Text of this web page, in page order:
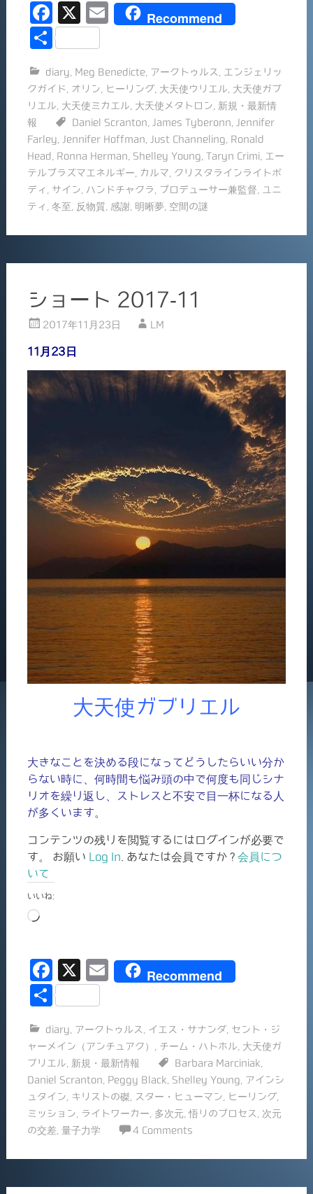
み
中…
F
a
e
b
o
o
k
X
E
l
Recommend
共
diary Meg Benedicte, アークトゥルス
エンジェリッ
クガイド
オリン ヒーリング, 大天使ウリエル
大天使ガブ
リエル
大天使ミカエル 大天使メタトロン
新規・最新情
報
Daniel Scranton James Tyberonn
Jennifer
Farley
Jennifer Hoffman Just Channeling
Ronald
Head
Ronna Herman Shelley Young Taryn Crimi
エー
テルプラズマエネルギー
カルマ
クリスタラインライトボ
ディ
サイン ハンドチャクラ プロデューサー兼監督
ユニ
ティ
冬至 反物質 感謝, 明晰夢 空間の謎
ショート 2017-11
2017年11月23日 LM
11月23日
大天使ガブリエル
大きなことを決める段になってどうしたらいい分か
らない時に、何時間も悩み頭の中で何度も同じシナ
リオを繰り返し、ストレスと不安で目一杯になる人
が多くいます。
コンテンツの残りを閲覧するにはログインが必要で
す。 お願い Log In . あなたは会員ですか ? 会員につ
いて
いいね:
読
み
中…
F
a
e
b
o
o
k
X
E
l
Recommend
共
diary アークトゥルス イエス・サナンダ, セント・ジ
ャーメイン（アンチュアク）
チーム・ハトホル
大天使ガ
ブリエル
新規・最新情報 Barbara Marciniak
Daniel Scranton
Peggy Black Shelley Young
アインシ
ュタイン
キリストの磔 スター・ヒューマン ヒーリング,
ミッション
ライトワーカー 多次元 ,悟リのプロセス
次元
の交差, 量子力学 4 Comments